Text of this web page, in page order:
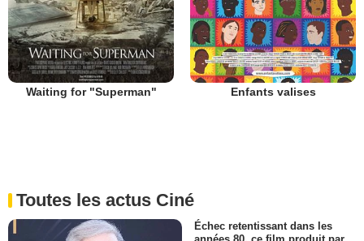
Waiting for "Superman" Enfants valises
Toutes les actus Ciné
Échec retentissant dans les